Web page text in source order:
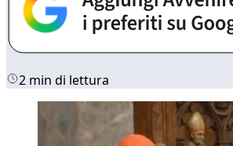
2 min di lettura